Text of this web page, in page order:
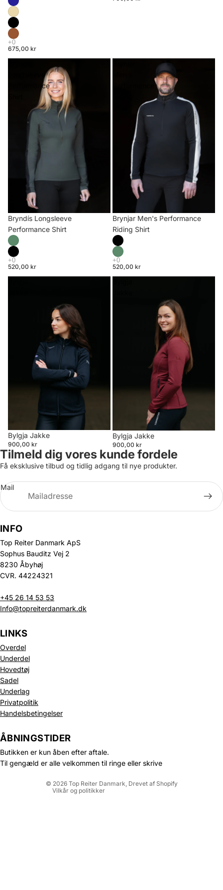
675,00 kr
Longsleeve
Performance
Bryndís Longsleeve
Performance Shirt
520,00 kr
Brynjar Men's Performance
Riding Shirt
520,00 kr
Bylgja Jakke
900,00 kr
Bylgja Jakke
900,00 kr
Tilmeld dig vores kunde fordele
Få eksklusive tilbud og tidlig adgang til nye produkter.
Mail
INFO
Top Reiter Danmark ApS
Sophus Bauditz Vej 2
8230 Åbyhøj
CVR. 44224321
+45 26 14 53 53
Info@topreiterdanmark.dk
LINKS
Overdel
Underdel
Hovedtøj
Sadel
Underlag
Privatpolitik
Handelsbetingelser
ÅBNINGSTIDER
Butikken er kun åben efter aftale.
Til gengæld er alle velkommen til ringe eller skrive
© 2026 Top Reiter Danmark , Drevet af Shopify
Vilkår og politikker
Politik om beskyttelse af persondata
Refusionspolitik
Leveringspolitik
Kontaktinformation